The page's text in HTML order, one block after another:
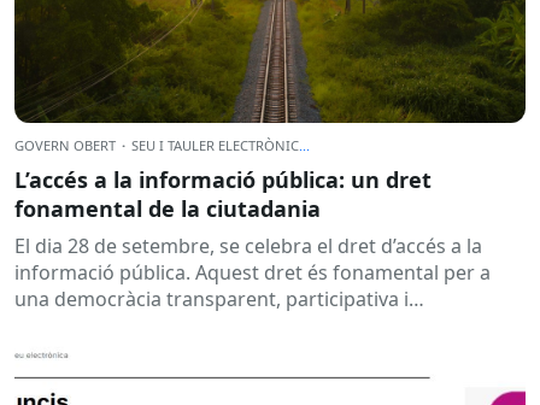
GOVERN OBERT · SEU I TAULER ELECTRÒNIC
L’accés a la informació pública: un dret
fonamental de la ciutadania
El dia 28 de setembre, se celebra el dret d’accés a la
informació pública. Aquest dret és fonamental per a
una democràcia transparent, participativa i